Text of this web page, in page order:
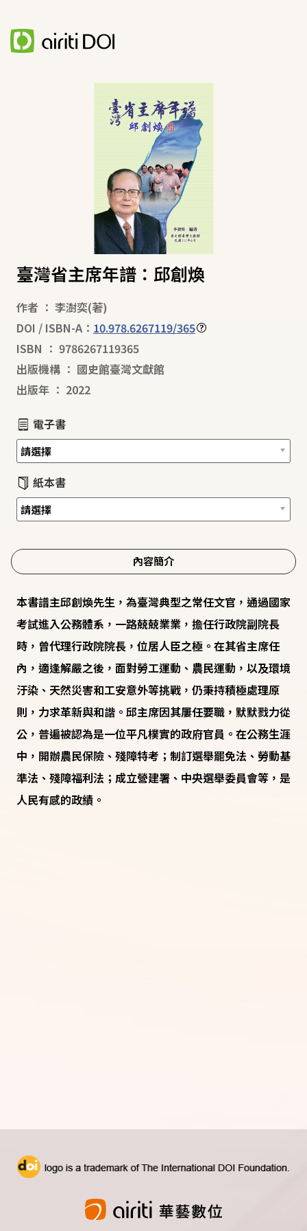
臺灣省主席年譜：邱創煥
作者 ： 李澍奕(著)
DOI / ISBN-A： 10.978.6267119/365
ISBN ： 9786267119365
出版機構 ： 國史館臺灣文獻館
出版年 ： 2022
電子書
紙本書
內容簡介
本書譜主邱創煥先生，為臺灣典型之常任文官，通過國家
考試進入公務體系，一路兢兢業業，擔任行政院副院長
時，曾代理行政院院長，位居人臣之極。在其省主席任
內，適逢解嚴之後，面對勞工運動、農民運動，以及環境
汙染、天然災害和工安意外等挑戰，仍秉持積極處理原
則，力求革新與和諧。邱主席因其屢任要職，默默戮力從
公，普遍被認為是一位平凡樸實的政府官員。在公務生涯
中，開辦農民保險、殘障特考；制訂選舉罷免法、勞動基
準法、殘障福利法；成立營建署、中央選舉委員會等，是
人民有感的政績。